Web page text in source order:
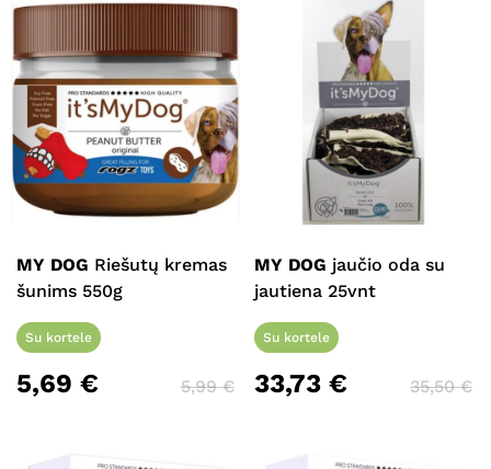
MY DOG Riešutų kremas
šunims 550g
Su kortele
5,69 € 5,99€
MY DOG jaučio oda su
jautiena 25vnt
Su kortele
33,73€ 35,50€